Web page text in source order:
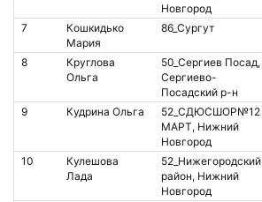
Новгород
7
Кошкидько
Мария
86_Сургут
8
Круглова
Ольга
50_Сергиев Посад,
Сергиево-
Посадский р-н
9 Кудрина Ольга
52_СДЮСШОР№12
МАРТ, Нижний
Новгород
10
Кулешова
Лада
52_Нижегородский
район, Нижний
Новгород